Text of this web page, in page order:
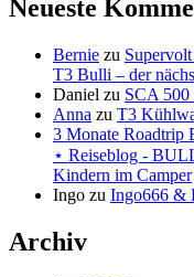
Neueste
Bernie zu
T3 Bulli – der
Daniel zu SCA 500
Anna zu T3
3 Monate Roadtrip
⋆ Reiseblog -
Kindern im Camper
Ingo zu Ingo666 &
Archiv